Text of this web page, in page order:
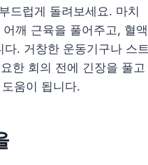
드럽게 돌려보세요. 마치
깨 근육을 풀어주고, 혈액
. 거창한 운동기구나 스트
한 회의 전에 긴장을 풀고
움이 됩니다.